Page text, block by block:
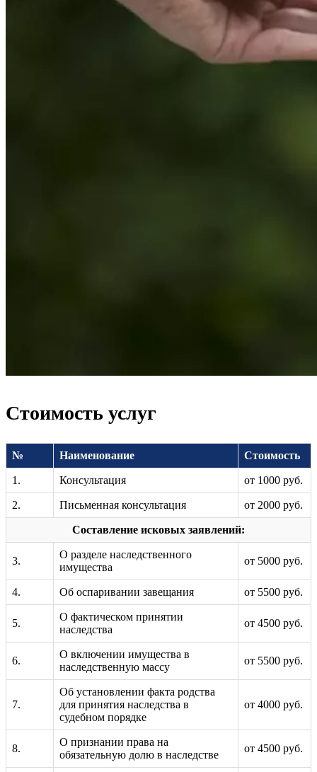
Стоимость услуг
№ Наименование Стоимость
1. Консультация от 1000 руб.
2. Письменная консультация от 2000 руб.
Составление исковых заявлений:
3.
О разделе наследственного
имущества
от 5000 руб.
4. Об оспаривании завещания от 5500 руб.
5.
О фактическом принятии
наследства
от 4500 руб.
6.
О включении имущества в
наследственную массу
от 5500 руб.
7.
Об установлении факта родства
для принятия наследства в
судебном порядке
от 4000 руб.
8.
О признании права на
обязательную долю в наследстве
от 4500 руб.